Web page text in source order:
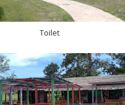
Toilet